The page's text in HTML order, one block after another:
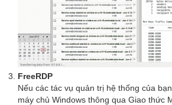
FreeRDP
Nếu các tác vụ quản trị hệ thống của
máy chủ Windows thông qua Giao thức